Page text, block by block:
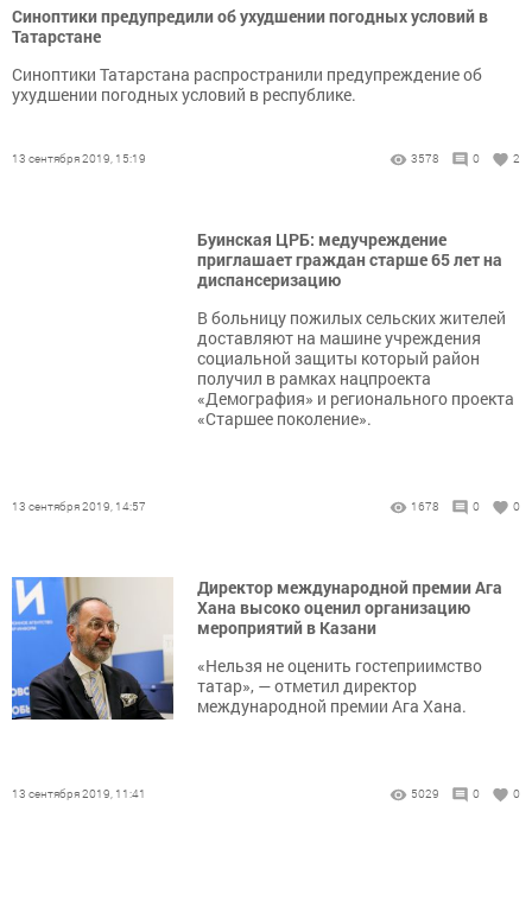
Синоптики предупредили об ухудшении погодных условий в
Татарстане
Синоптики Татарстана распространили предупреждение об
ухудшении погодных условий в республике.
13 сентября 2019, 15:19 3578 0 2
Буинская ЦРБ: медучреждение
приглашает граждан старше 65 лет на
диспансеризацию
В больницу пожилых сельских жителей
доставляют на машине учреждения
социальной защиты который район
получил в рамках нацпроекта
«Демография» и регионального проекта
«Старшее поколение».
13 сентября 2019, 14:57 1678 0 0
Директор международной премии Ага
Хана высоко оценил организацию
мероприятий в Казани
«Нельзя не оценить гостеприимство
татар», — отметил директор
международной премии Ага Хана.
13 сентября 2019, 11:41 5029 0 0